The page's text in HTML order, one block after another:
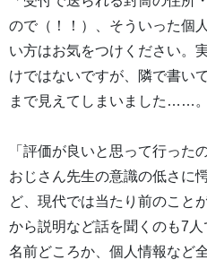
ので（！！）、そういった個
い方はお気をつけください。
けではないですが、隣で書い
まで見えてしまいました……。
「評価が良いと思って行った
おじさん先生の意識の低さに
ど、現代では当たり前のこと
から説明など話を聞くのも7
名前どころか、個人情報など